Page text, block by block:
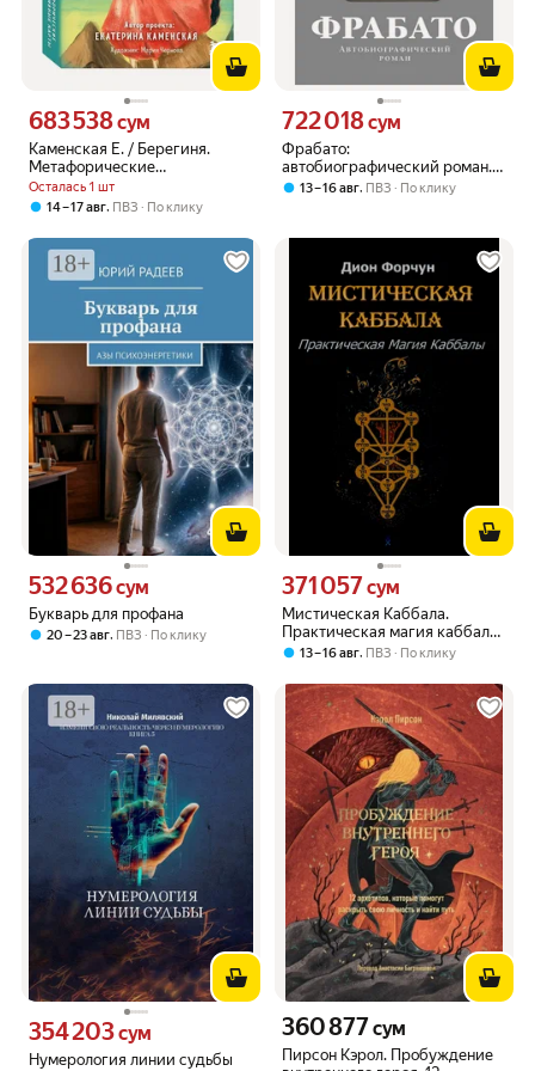
Каменская Е. / Берегиня.
Метафорические
ассоциативные карты для
решения проблем (мягкий
Осталась 1 шт
Цена 683538 сум вместо
683 538сум
14 – 17 авг, ПВЗ По клику
Фрабато:
автобиографический роман.
Бардон Ф. Издательский
Цена 722018 сум вместо
722 018сум
13 – 16 авг, ПВЗ По клику
Букварь для профана
Цена 532636 сум вместо
532 636сум
20 – 23 авг, ПВЗ По клику
Мистическая Каббала.
Практическая магия каббалы.
Форчун Д. Ингуз
Цена 371057 сум вместо
371 057сум
13 – 16 авг, ПВЗ По клику
Нумерология линии судьбы
Цена 354203 сум вместо
354 203сум
Пирсон Кэрол. Пробуждение
Цена 360877 сум вместо
360 877сум